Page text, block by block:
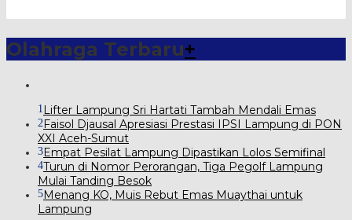
Olahraga Terbaru+
1 Lifter Lampung Sri Hartati Tambah Mendali Emas
2 Faisol Djausal Apresiasi Prestasi IPSI Lampung di PON
XXI Aceh-Sumut
3Empat Pesilat Lampung Dipastikan Lolos Semifinal
4Turun di Nomor Perorangan, Tiga Pegolf Lampung
Mulai Tanding Besok
5Menang KO, Muis Rebut Emas Muaythai untuk
Lampung